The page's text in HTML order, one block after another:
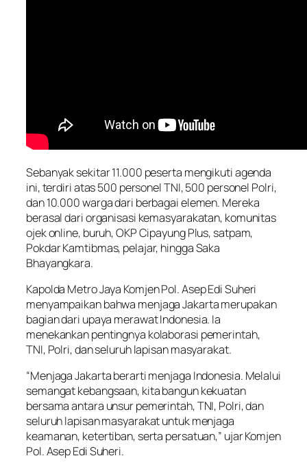
Sebanyak sekitar 11.000 peserta mengikuti agenda
ini, terdiri atas 500 personel TNI, 500 personel Polri,
dan 10.000 warga dari berbagai elemen. Mereka
berasal dari organisasi kemasyarakatan, komunitas
ojek online, buruh, OKP Cipayung Plus, satpam,
Pokdar Kamtibmas, pelajar, hingga Saka
Bhayangkara.
Kapolda Metro Jaya Komjen Pol. Asep Edi Suheri
menyampaikan bahwa menjaga Jakarta merupakan
bagian dari upaya merawat Indonesia. Ia
menekankan pentingnya kolaborasi pemerintah,
TNI, Polri, dan seluruh lapisan masyarakat.
“Menjaga Jakarta berarti menjaga Indonesia. Melalui
semangat kebangsaan, kita bangun kekuatan
bersama antara unsur pemerintah, TNI, Polri, dan
seluruh lapisan masyarakat untuk menjaga
keamanan, ketertiban, serta persatuan,” ujar Komjen
Pol. Asep Edi Suheri.